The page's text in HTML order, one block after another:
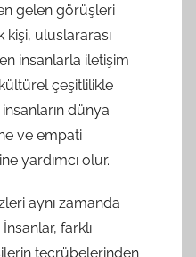
gelen görüşleri
kişi, uluslararası
insanlarla iletişim
çeşitlilikle
dünya
ve empati
yardımcı olur.
aynı zamanda
farklı
tecrübelerinden